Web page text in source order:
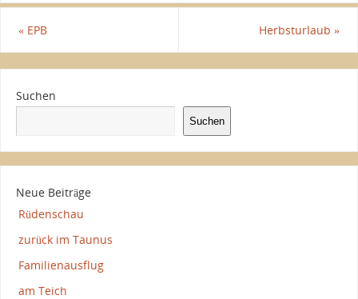
«EPB Herbsturlaub»
Suchen
Suchen
Neue Beiträge
Rüdenschau
zurück im Taunus
Familienausflug
am Teich